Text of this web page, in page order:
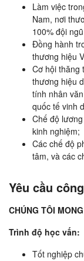
Làm việc
Nam, nơi
100% đội
Đồng hành
thương hiệu
Cơ hội thăng
thương hiệu
tính nhân
quốc tế vinh
Chế độ
kinh nghiệm;
Các chế độ
tâm, và các
Yêu cầu
CHÚNG TÔI
Trình độ học vấn:
Tốt nghiệp